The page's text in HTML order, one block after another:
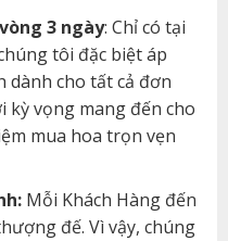
3 ngày: Chỉ có tại
tôi đặc biệt áp
dành cho tất cả đơn
kỳ vọng mang đến cho
mua hoa trọn vẹn
Mỗi Khách Hàng đến
đế. Vì vậy, chúng